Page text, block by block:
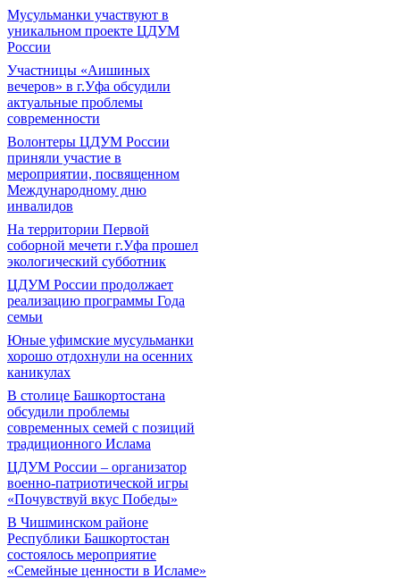
Мусульманки участвуют в
уникальном проекте ЦДУМ
России
Участницы «Аишиных
вечеров» в г.Уфа обсудили
актуальные проблемы
современности
Волонтеры ЦДУМ России
приняли участие в
мероприятии, посвященном
Международному дню
инвалидов
На территории Первой
соборной мечети г.Уфа прошел
экологический субботник
ЦДУМ России продолжает
реализацию программы Года
семьи
Юные уфимские мусульманки
хорошо отдохнули на осенних
каникулах
В столице Башкортостана
обсудили проблемы
современных семей с позиций
традиционного Ислама
ЦДУМ России – организатор
военно-патриотической игры
«Почувствуй вкус Победы»
В Чишминском районе
Республики Башкортостан
состоялось мероприятие
«Семейные ценности в Исламе»